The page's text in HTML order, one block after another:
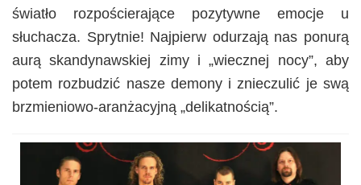
światło rozpościerające pozytywne emocje u
słuchacza. Sprytnie! Najpierw odurzają nas ponurą
aurą skandynawskiej zimy i „wiecznej nocy”, aby
potem rozbudzić nasze demony i znieczulić je swą
brzmieniowo-aranżacyjną „delikatnością”.